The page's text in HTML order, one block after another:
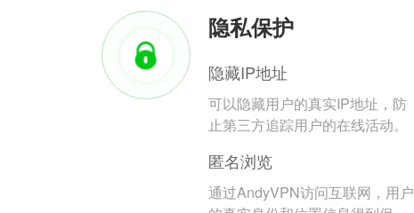
隐私保护
隐藏IP地址
可以隐藏用户的真实IP地址，防
止第三方追踪用户的在线活动。
匿名浏览
通过AndyVPN访问互联网，用户